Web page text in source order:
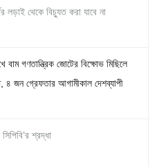
লড়াই থেকে বিচ্যুত করা যাবে না
বাম গণতান্ত্রিক জোটের বিক্ষোভ মিছিলে
৪ জন গ্রেফতার আগামীকাল দেশব্যাপী
শ্রদ্ধা